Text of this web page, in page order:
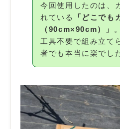
今回使用したのは、
れている
「どこでも
（90cm×90cm）」
。
工具不要で組み立て
者でも本当に楽でし